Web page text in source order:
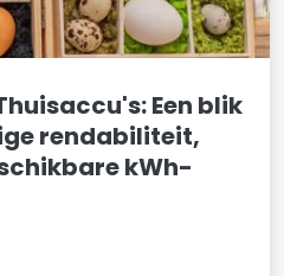
Een blik
rendabiliteit,
kWh-